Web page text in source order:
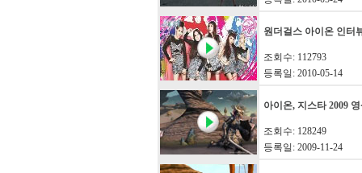
원더걸스 아이온 인터
조회수: 112793
등록일: 2010-05-14
아이온, 지스타 2009
조회수: 128249
등록일: 2009-11-24